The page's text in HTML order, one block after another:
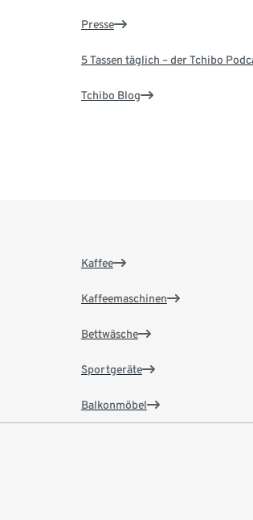
Presse
5 Tassen täglich – der Tchibo
Tchibo Blog
Kaffee
Kaffeemaschinen
Bettwäsche
Sportgeräte
Balkonmöbel